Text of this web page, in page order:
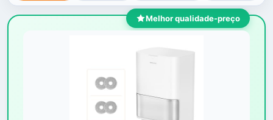
Melhor qualidade-preço